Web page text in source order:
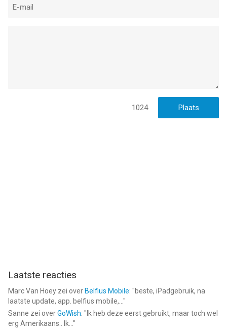
1024
Laatste reacties
Marc Van Hoey zei over Belfius Mobile: "beste, iPadgebruik, na
laatste update, app. belfius mobile,... "
Sanne zei overGoWish: " Ik heb deze eerst gebruikt, maar toch wel
erg Amerikaans.. Ik... "